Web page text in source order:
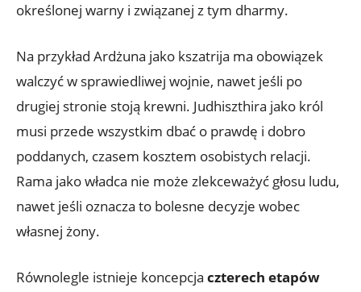
określonej warny i związanej z tym dharmy.
Na przykład Ardżuna jako kszatrija ma obowiązek
walczyć w sprawiedliwej wojnie, nawet jeśli po
drugiej stronie stoją krewni. Judhiszthira jako król
musi przede wszystkim dbać o prawdę i dobro
poddanych, czasem kosztem osobistych relacji.
Rama jako władca nie może zlekceważyć głosu ludu,
nawet jeśli oznacza to bolesne decyzje wobec
własnej żony.
Równolegle istnieje koncepcja czterech etapów